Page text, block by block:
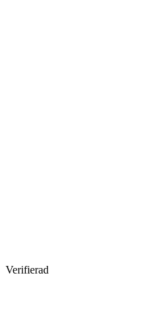
Verifierad